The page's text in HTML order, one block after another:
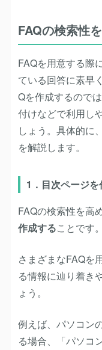
FAQの検索性
FAQを用意する際
ている回答に素早
Qを作成するので
付けなどで利用し
しょう。具体的に
を解説します。
1．目次ページを
FAQの検索性を高
作成することです。
さまざまなFAQを
る情報に辿り着き
ょう。
例えば、パソコン
る場合、「パソコ